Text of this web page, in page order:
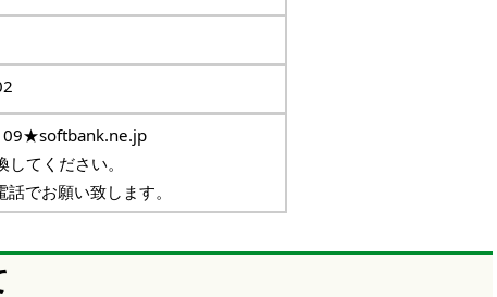
てください。
でお願い致します。